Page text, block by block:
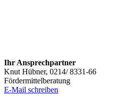
Ihr Ansprechpartner
Knut Hübner, 0214/ 8331-66
Fördermittelberatung
E-Mail schreiben